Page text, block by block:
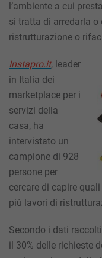
l’ambiente a cui
si tratta di arredarla
ristrutturazione o
Instapro.it, leader
in Italia dei
marketplace per i
servizi della
casa, ha
intervistato un
campione di 928
persone per
cercare di capire
più lavori di
Secondo i dati
il 30% delle richieste